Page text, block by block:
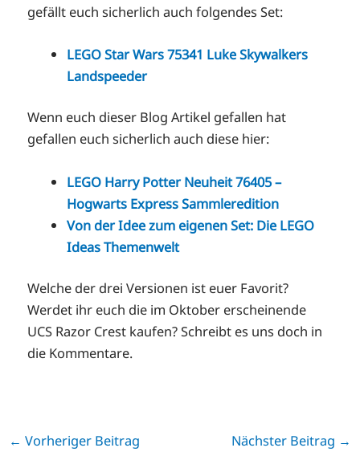
gefällt euch sicherlich auch folgendes Set:
LEGO Star Wars 75341 Luke Skywalkers
Landspeeder
Wenn euch dieser Blog Artikel gefallen hat
gefallen euch sicherlich auch diese hier:
LEGO Harry Potter Neuheit 76405 –
Hogwarts Express Sammleredition
Von der Idee zum eigenen Set: Die LEGO
Ideas Themenwelt
Welche der drei Versionen ist euer Favorit?
Werdet ihr euch die im Oktober erscheinende
UCS Razor Crest kaufen? Schreibt es uns doch in
die Kommentare.
← Vorheriger Beitrag Nächster Beitrag →